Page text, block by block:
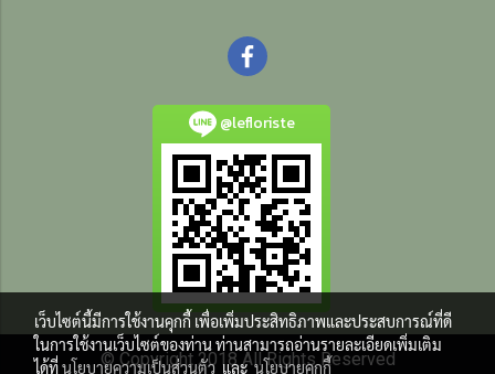
@lefloriste
© Copyright 2018 All Rights Reserved
เว็บไซต์นี้มีการใช้งานคุกกี้ เพื่อเพิ่มประสิทธิภาพและประสบการณ์ที่ดี
ในการใช้งานเว็บไซต์ของท่าน ท่านสามารถอ่านรายละเอียดเพิ่มเติม
ได้ที่นโยบายความเป็นส่วนตัวและนโยบายคุกกี้